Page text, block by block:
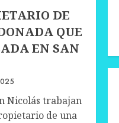
DE
QUE
EN SAN
Nicolás trabajan
de una